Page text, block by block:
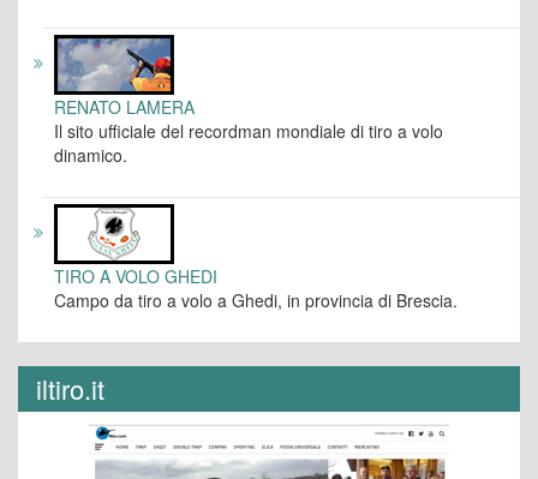
RENATO LAMERA
Il sito ufficiale del recordman mondiale di tiro a volo
dinamico.
TIRO A VOLO GHEDI
Campo da tiro a volo a Ghedi, in provincia di Brescia.
iltiro.it